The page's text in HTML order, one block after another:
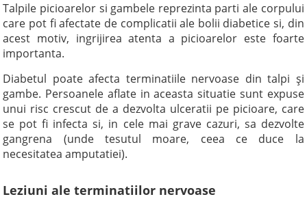
Talpile picioarelor si gambele reprezinta parti ale corpului
care pot fi afectate de complicatii ale bolii diabetice si, din
acest motiv, ingrijirea atenta a picioarelor este foarte
importanta.
Diabetul poate afecta terminatiile nervoase din talpi şi
gambe. Persoanele aflate in aceasta situatie sunt expuse
unui risc crescut de a dezvolta ulceratii pe picioare, care
se pot fi infecta si, in cele mai grave cazuri, sa dezvolte
gangrena (unde tesutul moare, ceea ce duce la
necesitatea amputatiei).
Leziuni ale terminatiilor nervoase